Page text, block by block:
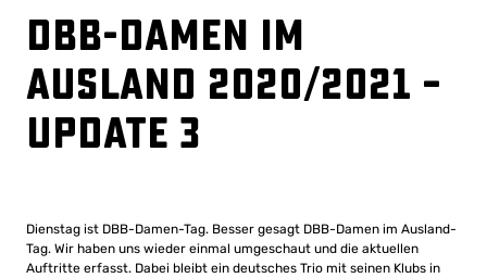
DBB-Damen im
Ausland 2020/2021 –
Update 3
Dienstag ist DBB-Damen-Tag. Besser gesagt DBB-Damen im Ausland-
Tag. Wir haben uns wieder einmal umgeschaut und die aktuellen
Auftritte erfasst. Dabei bleibt ein deutsches Trio mit seinen Klubs in